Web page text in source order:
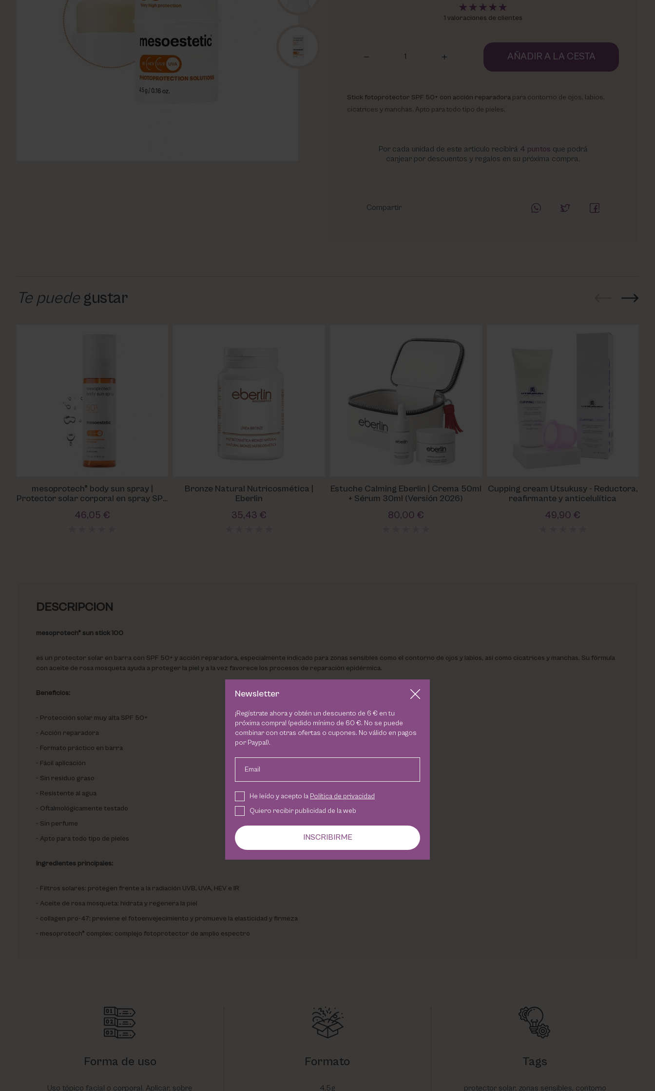
1 valoraciones de clientes
1 AÑADIR A LA CESTA
Stick fotoprotector SPF 50+ con acción reparadorapara contorno de ojos, labios,
cicatrices y manchas. Apto para todo tipo de pieles.
Por cada unidad de este articulo recibirá 4 puntos que podrá
canjear por descuentos y regalos en su próxima compra.
Compartir
Te puede gustar
mesoprotech® body sun spray |
Protector solar corporal en spray SPF
46,05 €
Bronze Natural Nutricosmética |
Eberlin
35,43 €
Estuche Calming Eberlin | Crema 50ml
+ Sérum 30ml (Versión 2026)
80,00 €
Cupping cream Utsukusy - Reductora,
reafirmante y anticelulítica
49,90 €
DESCRIPCION
mesoprotech® sun stick 100
es un protector solar en barra con SPF 50+ y acción reparadora, especialmente indicado para zonas sensibles como el contorno de ojos y labios, así como cicatrices y manchas. Su fórmula
con aceite de rosa mosqueta ayuda a proteger la piel y a la vez favorece los procesos de reparación epidérmica.
Beneficios:
Protección solar muy alta SPF 50+
Acción reparadora
Formato práctico en barra
Fácil aplicación
Sin residuo graso
Resistente al agua
Oftalmológicamente testado
Sin perfume
Apto para todo tipo de pieles
Ingredientes principales:
Filtros solares: protegen frente a la radiación UVB, UVA, HEV e IR
Aceite de rosa mosqueta: hidrata y regenera la piel
collagen pro-47: previene el fotoenvejecimiento y promueve la elasticidad y firmeza
mesoprotech® complex: complejo fotoprotector de amplio espectro
Forma de uso
Uso tópico facial o corporal. Aplicar, sobre
Formato
4,5g
Tags
protector solar, zonas sensibles, contorno
Newsletter
¡Regístrate ahora y obtén un descuento de 6 € en tu
próxima compra! (pedido mínimo de 60 €. No se puede
combinar con otras ofertas o cupones. No válido en pagos
por Paypal).
Email
He leído y acepto la Política de privacidad
Quiero recibir publicidad de la web
INSCRIBIRME